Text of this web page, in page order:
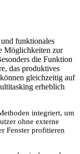
funktionales
Möglichkeiten zur
die Funktion
das produktives
gleichzeitig auf
erheblich
integriert, um
ohne externe
Fenster profitieren